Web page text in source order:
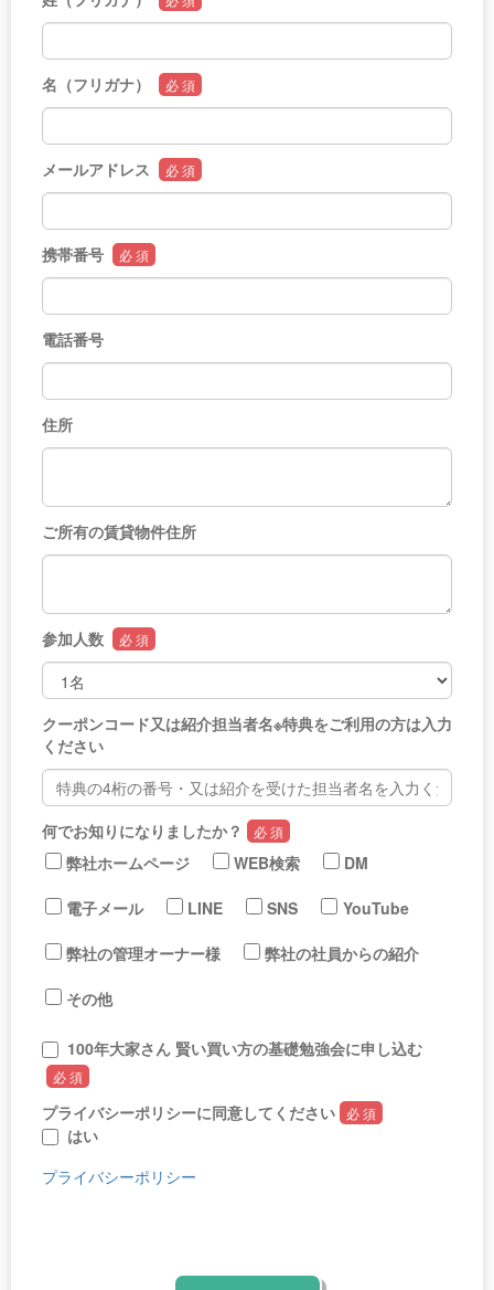
名（フリガナ） 必 須
メールアドレス 必 須
携帯番号 必 須
電話番号
住所
ご所有の賃貸物件住所
参加人数 必 須
クーポンコード又は紹介担当者名※特典をご利用の方は入力
ください
何でお知りになりましたか？ 必 須
弊社ホームページ WEB検索 DM
電子メール LINE SNS YouTube
弊社の管理オーナー様 弊社の社員からの紹介
その他
100年大家さん 賢い買い方の基礎勉強会に申し込む
必 須
プライバシーポリシーに同意してください 必 須
はい
プライバシーポリシー